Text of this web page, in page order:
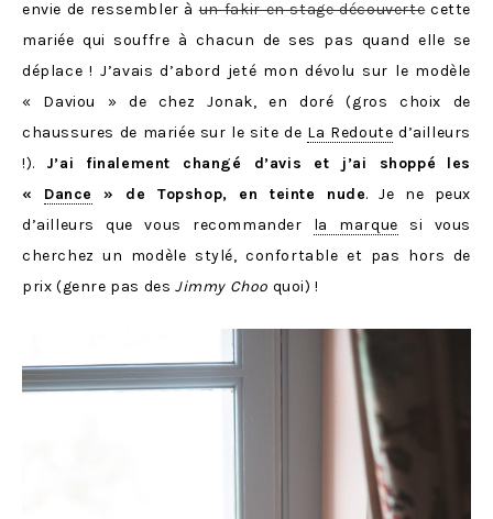
envie de ressembler àun fakir en stage découvertecette
mariée qui souffre à chacun de ses pas quand elle se
déplace ! J’avais d’abord jeté mon dévolu sur le modèle
« Daviou » de chez Jonak, en doré (gros choix de
chaussures de mariée sur le site de La Redoute d’ailleurs
!). J’ai finalement changé d’avis et j’ai shoppé
les
« Dance » de Topshop, en teinte nude. Je ne peux
d’ailleurs que vous recommander la marque si vous
cherchez un modèle stylé, confortable et pas hors de
prix (genre pas des Jimmy Choo quoi) !